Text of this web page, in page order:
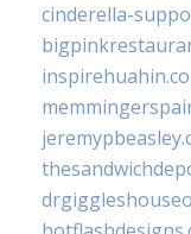
cinderella-